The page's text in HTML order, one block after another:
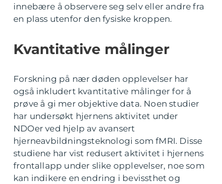
innebære å observere seg selv eller andre fra
en plass utenfor den fysiske kroppen.
Kvantitative målinger
Forskning på nær døden opplevelser har
også inkludert kvantitative målinger for å
prøve å gi mer objektive data. Noen studier
har undersøkt hjernens aktivitet under
NDOer ved hjelp av avansert
hjerneavbildningsteknologi som fMRI. Disse
studiene har vist redusert aktivitet i hjernens
frontallapp under slike opplevelser, noe som
kan indikere en endring i bevissthet og